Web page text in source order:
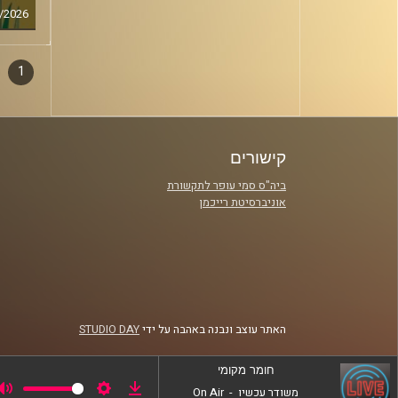
סגירה
1
קישורים
ביה"ס סמי עופר לתקשורת
אוניברסיטת רייכמן
האתר עוצב ונבנה באהבה על ידיSTUDIO DAY
חומר מקומי
משודר עכשיו -
On Air